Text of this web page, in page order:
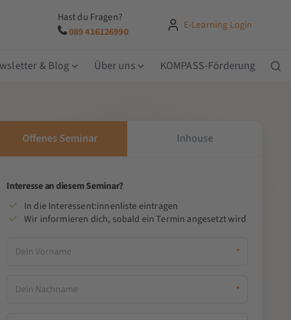
Hast du Fragen?
089 416126990
E-Learning Login
& Blog Über uns KOMPASS-Förderung
Offenes Seminar Inhouse
Interesse an diesem Seminar?
In die Interessent:innenliste eintragen
Wir informieren dich, sobald ein Termin angesetzt wird
*
*